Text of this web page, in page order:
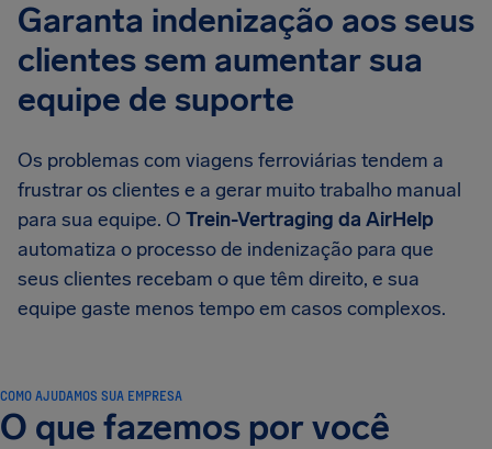
Garanta indenização aos seus
clientes sem aumentar sua
equipe de suporte
Os problemas com viagens ferroviárias tendem a
frustrar os clientes e a gerar muito trabalho manual
para sua equipe. O Trein-Vertraging da AirHelp
automatiza o processo de indenização para que
seus clientes recebam o que têm direito, e sua
equipe gaste menos tempo em casos complexos.
COMO AJUDAMOS SUA EMPRESA
O que fazemos por você